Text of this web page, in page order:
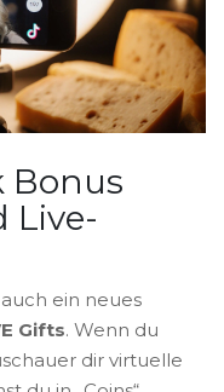
Bonus
Live-
ein neues
Gifts. Wenn du
dir virtuelle